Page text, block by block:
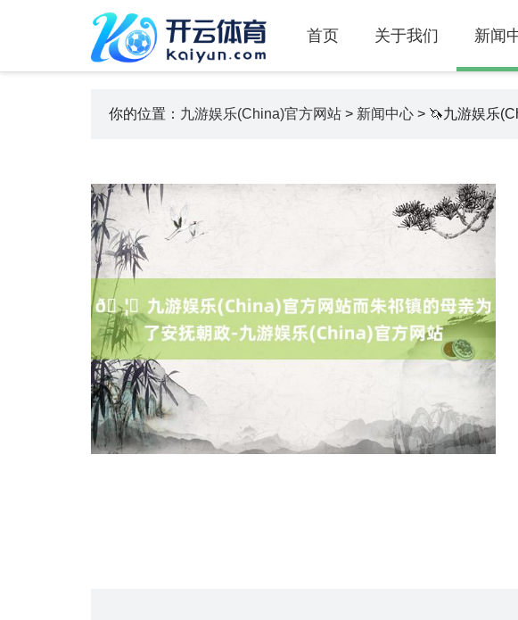
首页 关于我们 新闻
你的位置： 九游娱乐(China)官方网站 > 新闻中心 > 🦄九游娱乐